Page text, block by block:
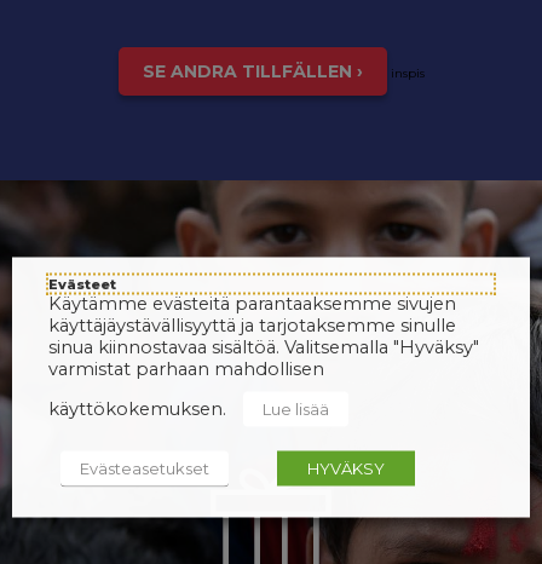
SE ANDRA TILLFÄLLEN › inspis
Evästeet
Käytämme evästeitä parantaaksemme sivujen
käyttäjäystävällisyyttä ja tarjotaksemme sinulle
sinua kiinnostavaa sisältöä. Valitsemalla "Hyväksy"
varmistat parhaan mahdollisen
käyttökokemuksen.
Lue lisää
Evästeasetukset HYVÄKSY